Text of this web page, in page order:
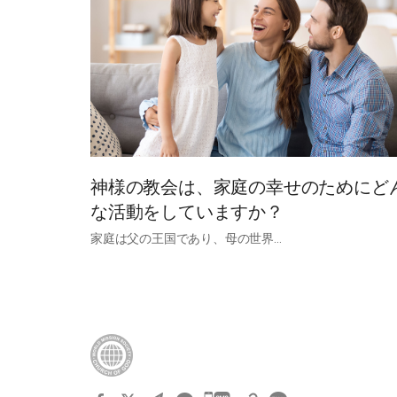
神様の教会は、家庭の幸せのためにど
な活動をしていますか？​
家庭は父の王国であり、母の世界…